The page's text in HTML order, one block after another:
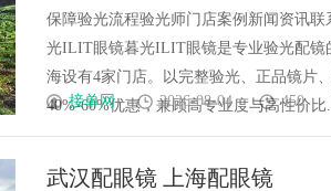
保障验光流程验光师门店案例新闻资讯
光ILIT眼镜暮光ILIT眼镜是专业验光配镜
海设有4家门店。以完整验光、正品镜片
40%-60%优惠，兼顾高专业度与高性价
接单网 2026-08-04 450
武汉配眼镜 上海配眼镜